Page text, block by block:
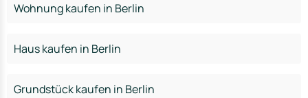
Wohnung kaufen in Berlin
Haus kaufen in Berlin
Grundstück kaufen in Berlin